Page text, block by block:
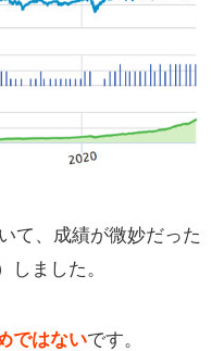
て、成績が微妙だった
しました。
ではないです。